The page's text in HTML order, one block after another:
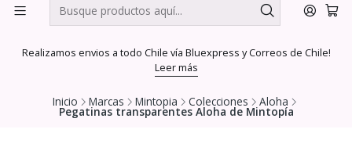
Realizamos envios a todo Chile vía Bluexpress y Correos de Chile!
Leer más
Inicio Marcas Mintopia Colecciones Aloha
Pegatinas transparentes Aloha de Mintopía